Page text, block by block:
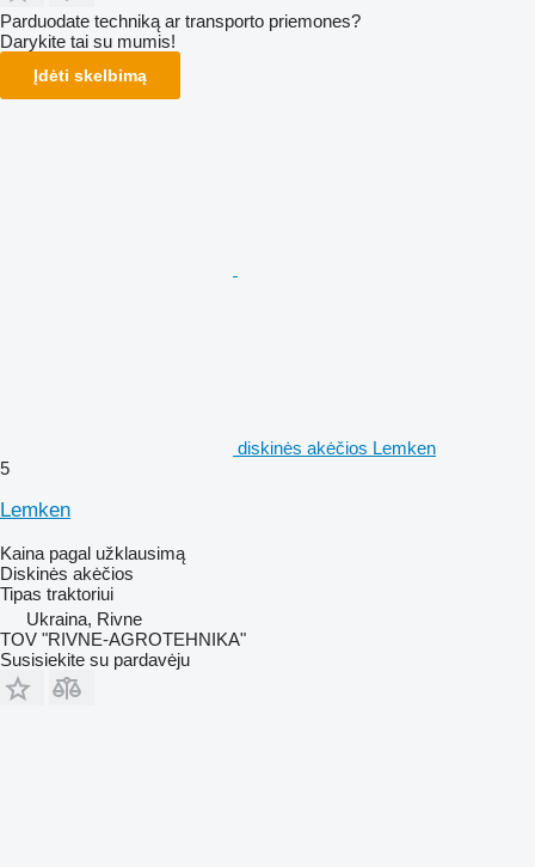
Parduodate techniką ar transporto priemones?
Darykite tai su mumis!
Įdėti skelbimą
diskinės akėčios Lemken
5
Lemken
Kaina pagal užklausimą
Diskinės akėčios
Tipas traktoriui
Ukraina, Rivne
TOV "RIVNE-AGROTEHNIKA"
Susisiekite su pardavėju